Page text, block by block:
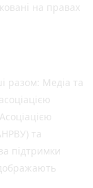
на правах
разом: Медіа та
та
підтримки